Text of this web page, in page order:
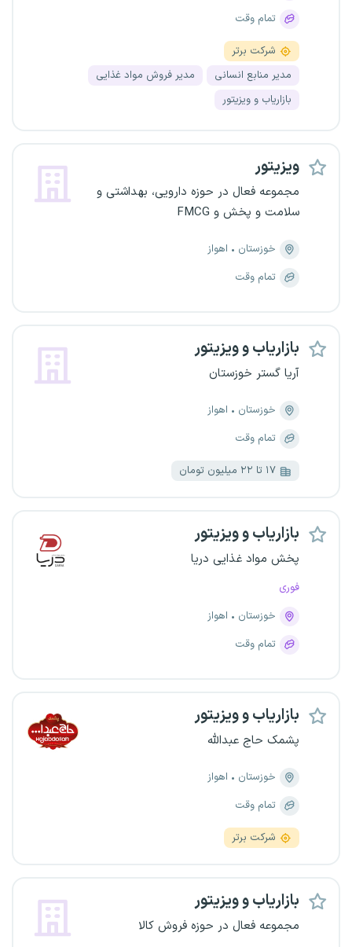
تمام وقت
شرکت برتر
مدیر منابع انسانی
مدیر فروش مواد غذایی
بازاریاب و ویزیتور
ویزیتور
مجموعه فعال در حوزه دارویی، بهداشتی و
سلامت و پخش و FMCG
خوزستان
اهواز
تمام وقت
بازاریاب و ویزیتور
آریا گستر خوزستان
خوزستان
اهواز
تمام وقت
۱۷ تا ۲۲ میلیون تومان
بازاریاب و ویزیتور
پخش مواد غذایی دریا
فوری
خوزستان
اهواز
تمام وقت
بازاریاب و ویزیتور
پشمک حاج عبدالله
خوزستان
اهواز
تمام وقت
شرکت برتر
بازاریاب و ویزیتور
مجموعه فعال در حوزه فروش کالا